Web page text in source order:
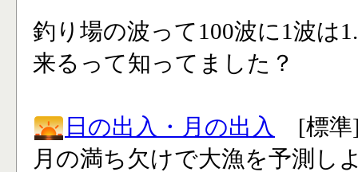
釣り場の波って100波に1波は
来るって知ってました？
日の出入・月の出入
[標準
月の満ち欠けで大漁を予測し